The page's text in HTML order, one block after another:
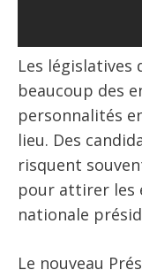
Les législatives
beaucoup des
personnalités
lieu. Des
risquent
pour attirer les
nationale
Le nouveau